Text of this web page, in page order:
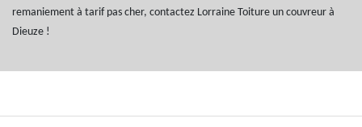
remaniement à tarif pas cher, contactez Lorraine Toiture un couvreur à
Dieuze !